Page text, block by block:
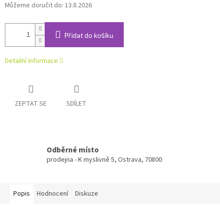
Můžeme doručit do: 13.8.2026
Přidat do košíku
Detailní informace
ZEPTAT SE SDÍLET
Odběrné místo
prodejna - K myslivně 5, Ostrava, 70800
Popis Hodnocení Diskuze